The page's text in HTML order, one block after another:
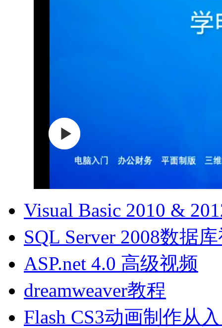
Visual Basic 2010 &
SQL Server 2008数据
ASP.net 4.0 高级视频
dreamweaver教程
Flash CS3动画制作从